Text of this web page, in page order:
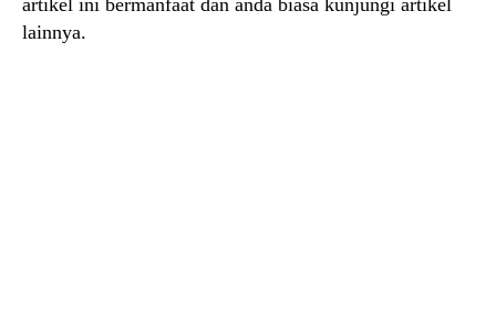
lainnya.